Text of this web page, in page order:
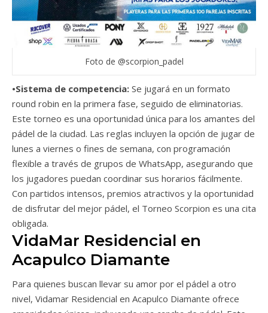
Foto de @scorpion_padel
•Sistema de competencia: Se jugará en un formato
round robin en la primera fase, seguido de eliminatorias.
Este torneo es una oportunidad única para los amantes del
pádel de la ciudad. Las reglas incluyen la opción de jugar de
lunes a viernes o fines de semana, con programación
flexible a través de grupos de WhatsApp, asegurando que
los jugadores puedan coordinar sus horarios fácilmente.
Con partidos intensos, premios atractivos y la oportunidad
de disfrutar del mejor pádel, el Torneo Scorpion es una cita
obligada.
VidaMar Residencial en
Acapulco Diamante
Para quienes buscan llevar su amor por el pádel a otro
nivel, Vidamar Residencial en Acapulco Diamante ofrece